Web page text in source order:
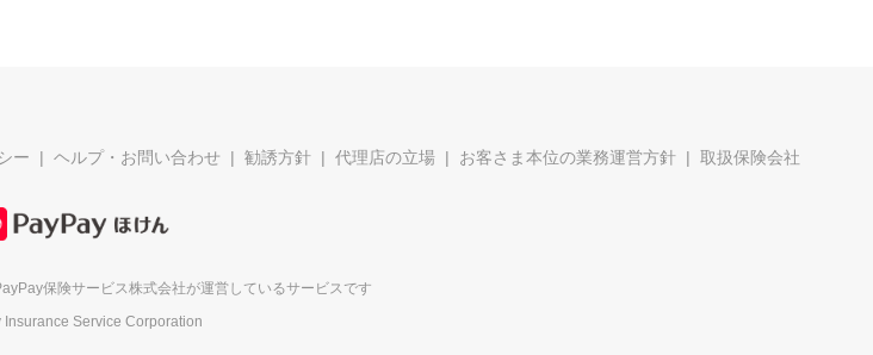
ー ヘルプ・お問い合わせ 勧誘方針 代理店の立場 お客さま本位の業務運営方針 取扱保険会社
保険サービス株式会社が運営しているサービスです
Service Corporation